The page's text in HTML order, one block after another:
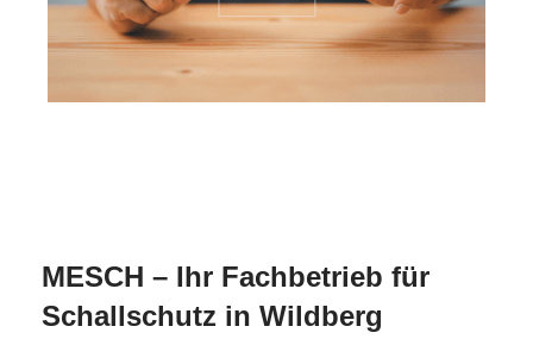
MESCH – Ihr Fachbetrieb für
Schallschutz in Wildberg